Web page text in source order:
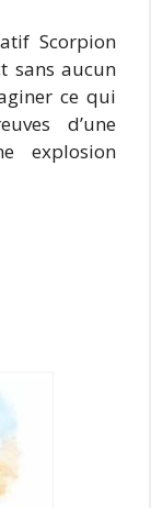
Scorpion
sans aucun
ce qui
d’une
explosion